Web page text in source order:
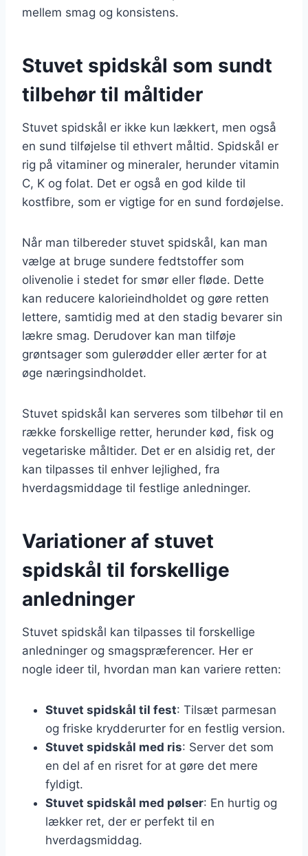
mellem smag og konsistens.
Stuvet spidskål som sundt
tilbehør til måltider
Stuvet spidskål er ikke kun lækkert, men også
en sund tilføjelse til ethvert måltid. Spidskål er
rig på vitaminer og mineraler, herunder vitamin
C, K og folat. Det er også en god kilde til
kostfibre, som er vigtige for en sund fordøjelse.
Når man tilbereder stuvet spidskål, kan man
vælge at bruge sundere fedtstoffer som
olivenolie i stedet for smør eller fløde. Dette
kan reducere kalorieindholdet og gøre retten
lettere, samtidig med at den stadig bevarer sin
lækre smag. Derudover kan man tilføje
grøntsager som gulerødder eller ærter for at
øge næringsindholdet.
Stuvet spidskål kan serveres som tilbehør til en
række forskellige retter, herunder kød, fisk og
vegetariske måltider. Det er en alsidig ret, der
kan tilpasses til enhver lejlighed, fra
hverdagsmiddage til festlige anledninger.
Variationer af stuvet
spidskål til forskellige
anledninger
Stuvet spidskål kan tilpasses til forskellige
anledninger og smagspræferencer. Her er
nogle ideer til, hvordan man kan variere retten:
Stuvet spidskål til fest: Tilsæt parmesan
og friske krydderurter for en festlig version.
Stuvet spidskål med ris: Server det som
en del af en risret for at gøre det mere
fyldigt.
Stuvet spidskål med pølser: En hurtig og
lækker ret, der er perfekt til en
hverdagsmiddag.